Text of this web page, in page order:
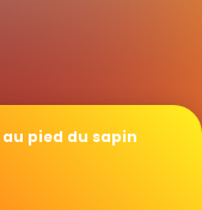
au pied du sapin